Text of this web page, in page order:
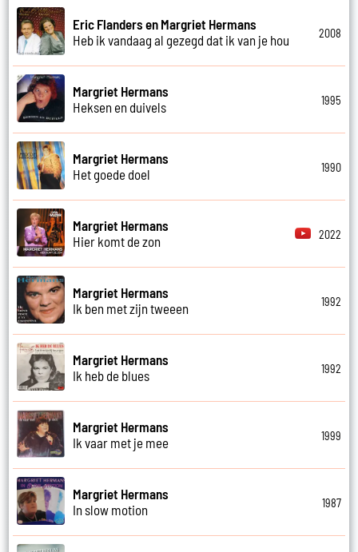
Eric Flanders en Margriet Hermans
Heb ik vandaag al gezegd dat ik van je hou
2008
Margriet Hermans
Heksen en duivels
1995
Margriet Hermans
Het goede doel
1990
Margriet Hermans
Hier komt de zon
2022
Margriet Hermans
Ik ben met zijn tweeen
1992
Margriet Hermans
Ik heb de blues
1992
Margriet Hermans
Ik vaar met je mee
1999
Margriet Hermans
In slow motion
1987